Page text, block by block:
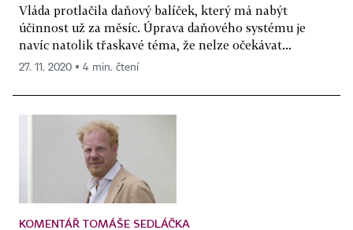
Vláda protlačila daňový balíček, který má nabýt
účinnost už za měsíc. Úprava daňového systému je
navíc natolik třaskavé téma, že nelze očekávat...
27. 11. 2020 ▪ 4 min. čtení
KOMENTÁŘ TOMÁŠE SEDLÁČKA